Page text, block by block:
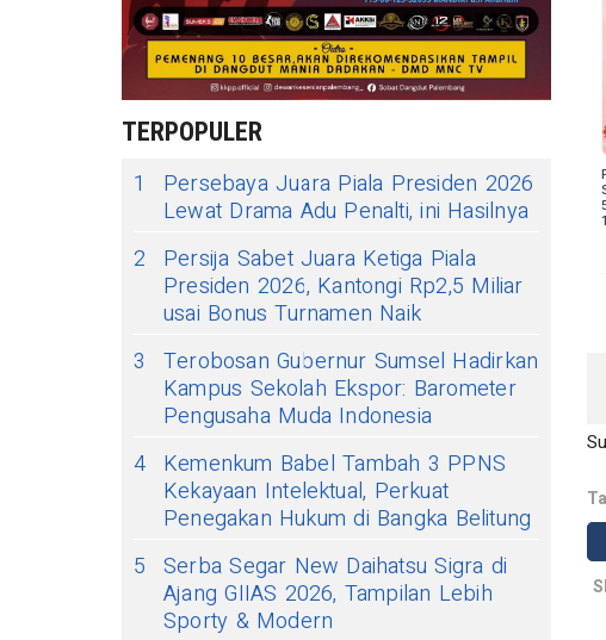
TERPOPULER
1
Persebaya Juara Piala Presiden 2026
Lewat Drama Adu Penalti, ini Hasilnya
2
Persija Sabet Juara Ketiga Piala
Presiden 2026, Kantongi Rp2,5 Miliar
usai Bonus Turnamen Naik
3
Terobosan Gubernur Sumsel Hadirkan
Kampus Sekolah Ekspor: Barometer
Pengusaha Muda Indonesia
4 Kemenkum Babel Tambah 3 PPNS
Kekayaan Intelektual, Perkuat
Penegakan Hukum di Bangka Belitung
5 Serba Segar New Daihatsu Sigra di
Ajang GIIAS 2026, Tampilan Lebih
Sporty & Modern